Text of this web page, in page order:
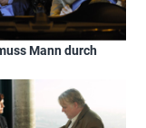
Mann durch